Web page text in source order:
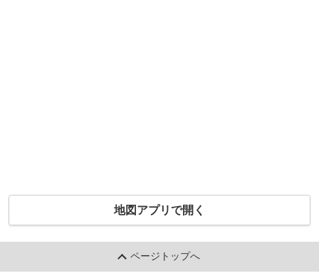
地図アプリで開く
ページトップへ